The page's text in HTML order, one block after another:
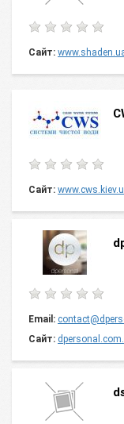
Сайт:
Сайт:
Email:
Сайт: